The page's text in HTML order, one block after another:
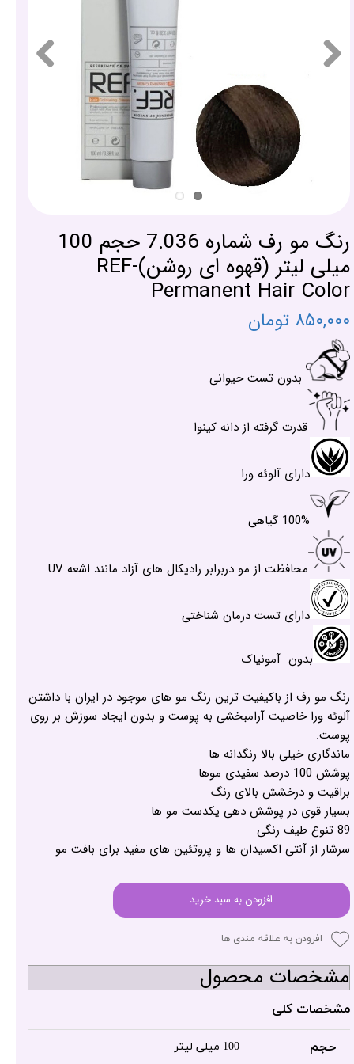
رنگ مو رف شماره 7.036 حجم 100
میلی لیتر (قهوه ای روشن)-REF
Permanent Hair Color
۸۵۰,۰۰۰ تومان
بدون تست حیوانی
قدرت گرفته از دانه کینوا
دارای آلوئه ورا
100% گیاهی
محافظت از مو دربرابر رادیکال های آزاد مانند اشعه UV
دارای تست درمان شناختی
بدون آمونیاک
رنگ مو رف از باکیفیت ترین رنگ مو های موجود در ایران با داشتن
آلوئه ورا خاصیت آرامبخشی به پوست و بدون ایجاد سوزش بر روی
پوست.
ماندگاری خیلی بالا رنگدانه ها
پوشش 100 درصد سفیدی موها
براقیت و درخشش بالای رنگ
بسیار قوی در پوشش دهی یکدست مو ها
89 تنوع طیف رنگی
سرشار از آنتی اکسیدان ها و پروتئین های مفید برای بافت مو
افزودن به سبد خرید
افزودن به علاقه مندی ها
مشخصات محصول
مشخصات کلی
حجم 100 میلی لیتر